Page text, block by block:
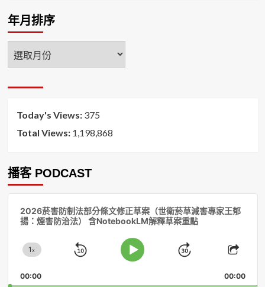
年月排序
年
月
Today's Views: 375
Total Views: 1,198,868
播客 PODCAST
2026菸害防制法部分條文修正草案（世衛菸草減害專家王郁
揚：煙害防治法） 含NotebookLM解釋草案重點
Change
Rate
1x
Skip
Play
Jump
Forward
Share
00:00 00:00